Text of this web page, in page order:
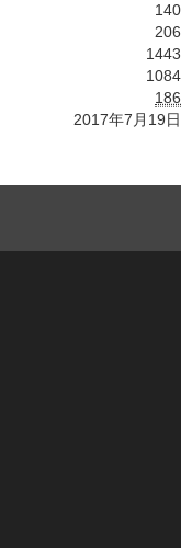
140
206
1443
1084
186
2017年7月19日